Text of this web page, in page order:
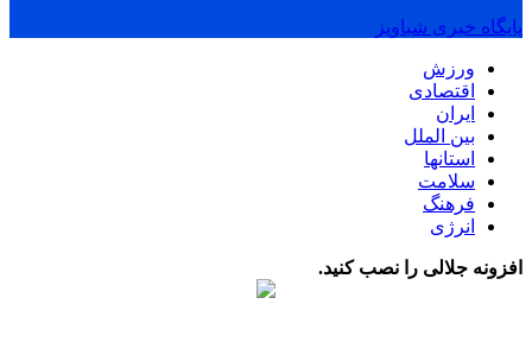
پایگاه خبری شباویز
ورزش
اقتصادی
ایران
بین الملل
استانها
سلامت
فرهنگ
انرژی
افزونه جلالی را نصب کنید.